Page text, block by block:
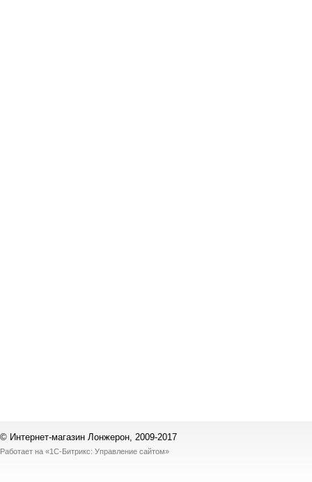
© Интернет-магазин Лонжерон, 2009-2017
Работает на «1С-Битрикс: Управление сайтом»